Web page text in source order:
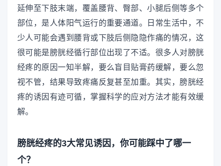
延伸至下肢末端，覆盖腰背、臀部、小腿后侧等多个
部位，是人体阳气运行的重要通道。日常生活中，不
少人可能会遇到腰背或下肢后侧隐隐作痛的情况，这
很可能是膀胱经循行部位出现了不适。很多人对膀胱
经疼的原因一知半解，要么盲目贴膏药缓解，要么忽
视不管，结果导致疼痛反复甚至加重。其实，膀胱经
疼的诱因有迹可循，掌握科学的应对方法才能有效缓
解。
膀胱经疼的3大常见诱因，你可能踩中了哪一
个？